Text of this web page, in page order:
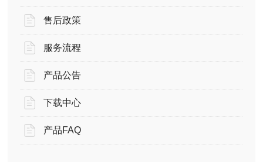
售后政策
服务流程
产品公告
下载中心
产品FAQ